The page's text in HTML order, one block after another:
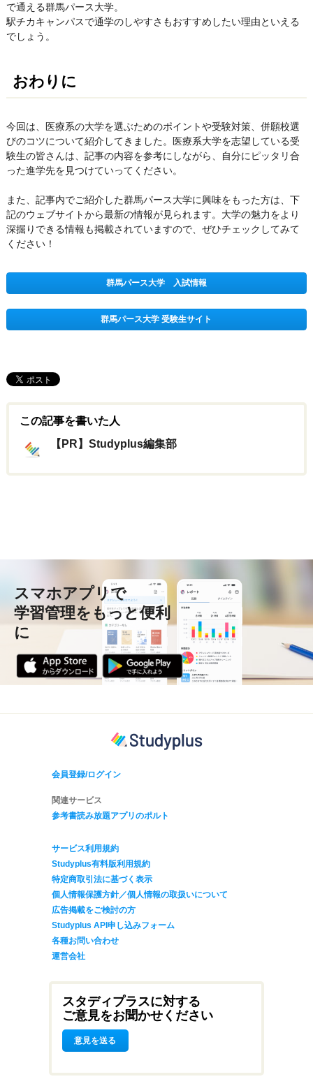
で通える群馬パース大学。
駅チカキャンパスで通学のしやすさもおすすめしたい理由といえる
でしょう。
おわりに
今回は、医療系の大学を選ぶためのポイントや受験対策、併願校選
びのコツについて紹介してきました。医療系大学を志望している受
験生の皆さんは、記事の内容を参考にしながら、自分にピッタリ合
った進学先を見つけていってください。
また、記事内でご紹介した群馬パース大学に興味をもった方は、下
記のウェブサイトから最新の情報が見られます。大学の魅力をより
深掘りできる情報も掲載されていますので、ぜひチェックしてみて
ください！
群馬パース大学 入試情報
群馬パース大学 受験生サイト
この記事を書いた人
【PR】Studyplus編集部
スマホアプリで
学習管理をもっと便利
に
会員登録/ログイン
関連サービス
参考書読み放題アプリのポルト
サービス利用規約
Studyplus有料版利用規約
特定商取引法に基づく表示
個人情報保護方針／個人情報の取扱いについて
広告掲載をご検討の方
Studyplus API申し込みフォーム
各種お問い合わせ
運営会社
スタディプラスに対する
ご意見をお聞かせください
意見を送る